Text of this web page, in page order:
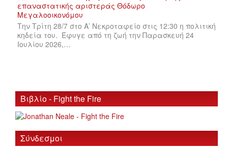
Την Τρίτη 28/7 στο Α’ Νεκροταφείο στις 12:30 η πολιτική
κηδεία του. Έφυγε από τη ζωή την Παρασκευή 24
Ιουλίου 2026,…
Βιβλίο - Fight the Fire
Σύνδεσμοι